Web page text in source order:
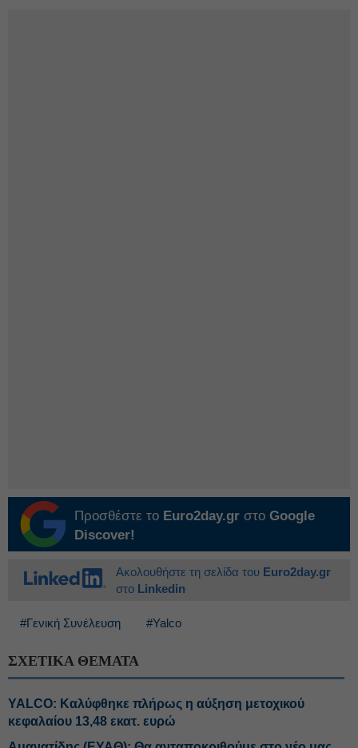
Προσθέστε το Euro2day.gr στο Google
Discover!
Ακολουθήστε τη σελίδα του Euro2day.gr
στο Linkedin
#Γενική Συνέλευση #Yalco
ΣΧΕΤΙΚΑ ΘΕΜΑΤΑ
YALCO: Καλύφθηκε πλήρως η αύξηση μετοχικού
κεφαλαίου 13,48 εκατ. ευρώ